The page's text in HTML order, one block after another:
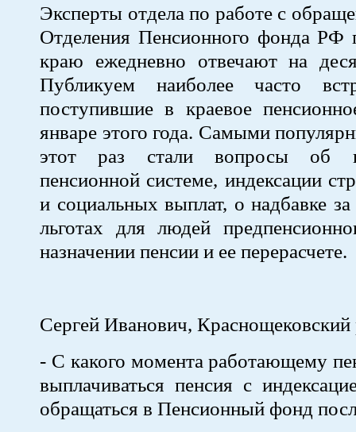
Эксперты отдела по работе с
Отделения Пенсионного фонда РФ
краю ежедневно отвечают на
Публикуем наиболее часто
поступившие в краевое
январе этого года. Самыми
этот раз стали вопросы об
пенсионной системе, индексации
и социальных выплат, о надбавке за
льготах для людей
назначении пенсии и ее перерасчете.
Сергей Иванович, Краснощековский
- С какого момента работающему
выплачиваться пенсия с
обращаться в Пенсионный фонд